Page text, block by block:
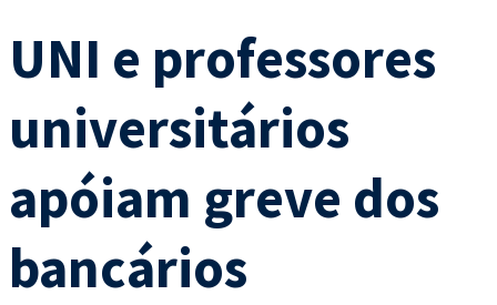
UNI e professores
universitários
apóiam greve dos
bancários